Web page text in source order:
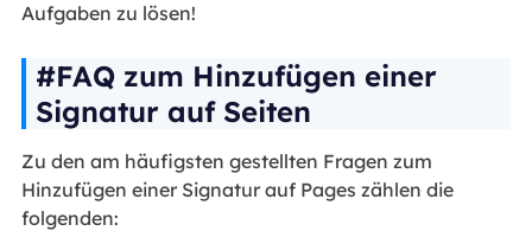
Aufgaben zu lösen!
#FAQ zum Hinzufügen einer
Signatur auf Seiten
Zu den am häufigsten gestellten Fragen zum
Hinzufügen einer Signatur auf Pages zählen die
folgenden: